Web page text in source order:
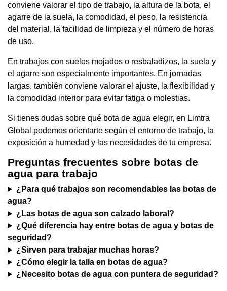
conviene valorar el tipo de trabajo, la altura de la bota, el
agarre de la suela, la comodidad, el peso, la resistencia
del material, la facilidad de limpieza y el número de horas
de uso.
En trabajos con suelos mojados o resbaladizos, la suela y
el agarre son especialmente importantes. En jornadas
largas, también conviene valorar el ajuste, la flexibilidad y
la comodidad interior para evitar fatiga o molestias.
Si tienes dudas sobre qué bota de agua elegir, en Limtra
Global podemos orientarte según el entorno de trabajo, la
exposición a humedad y las necesidades de tu empresa.
Preguntas frecuentes sobre botas de
agua para trabajo
¿Para qué trabajos son recomendables las botas de
agua?
¿Las botas de agua son calzado laboral?
¿Qué diferencia hay entre botas de agua y botas de
seguridad?
¿Sirven para trabajar muchas horas?
¿Cómo elegir la talla en botas de agua?
¿Necesito botas de agua con puntera de seguridad?